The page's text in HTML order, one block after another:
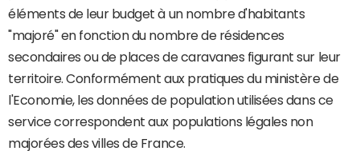
éléments de leur budget à un nombre d'habitants
"majoré" en fonction du nombre de résidences
secondaires ou de places de caravanes figurant sur leur
territoire. Conformément aux pratiques du ministère de
l'Economie, les données de population utilisées dans ce
service correspondent aux populations légales non
majorées des villes de France.